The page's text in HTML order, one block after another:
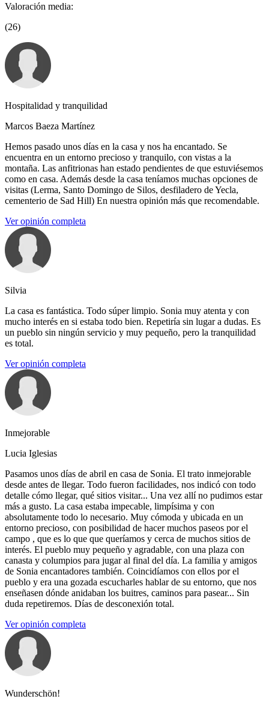
Valoración media:
(26)
Hospitalidad y tranquilidad
Marcos Baeza Martínez
Hemos pasado unos días en la casa y nos ha encantado. Se
encuentra en un entorno precioso y tranquilo, con vistas a la
montaña. Las anfitrionas han estado pendientes de que estuviésemos
como en casa. Además desde la casa teníamos muchas opciones de
visitas (Lerma, Santo Domingo de Silos, desfiladero de Yecla,
cementerio de Sad Hill) En nuestra opinión más que recomendable.
Ver opinión completa
Silvia
La casa es fantástica. Todo súper limpio. Sonia muy atenta y con
mucho interés en si estaba todo bien. Repetiría sin lugar a dudas. Es
un pueblo sin ningún servicio y muy pequeño, pero la tranquilidad
es total.
Ver opinión completa
Inmejorable
Lucia Iglesias
Pasamos unos días de abril en casa de Sonia. El trato inmejorable
desde antes de llegar. Todo fueron facilidades, nos indicó con todo
detalle cómo llegar, qué sitios visitar... Una vez allí no pudimos estar
más a gusto. La casa estaba impecable, limpísima y con
absolutamente todo lo necesario. Muy cómoda y ubicada en un
entorno precioso, con posibilidad de hacer muchos paseos por el
campo , que es lo que que queríamos y cerca de muchos sitios de
interés. El pueblo muy pequeño y agradable, con una plaza con
canasta y columpios para jugar al final del día. La familia y amigos
de Sonia encantadores también. Coincidíamos con ellos por el
pueblo y era una gozada escucharles hablar de su entorno, que nos
enseñasen dónde anidaban los buitres, caminos para pasear... Sin
duda repetiremos. Días de desconexión total.
Ver opinión completa
Wunderschön!